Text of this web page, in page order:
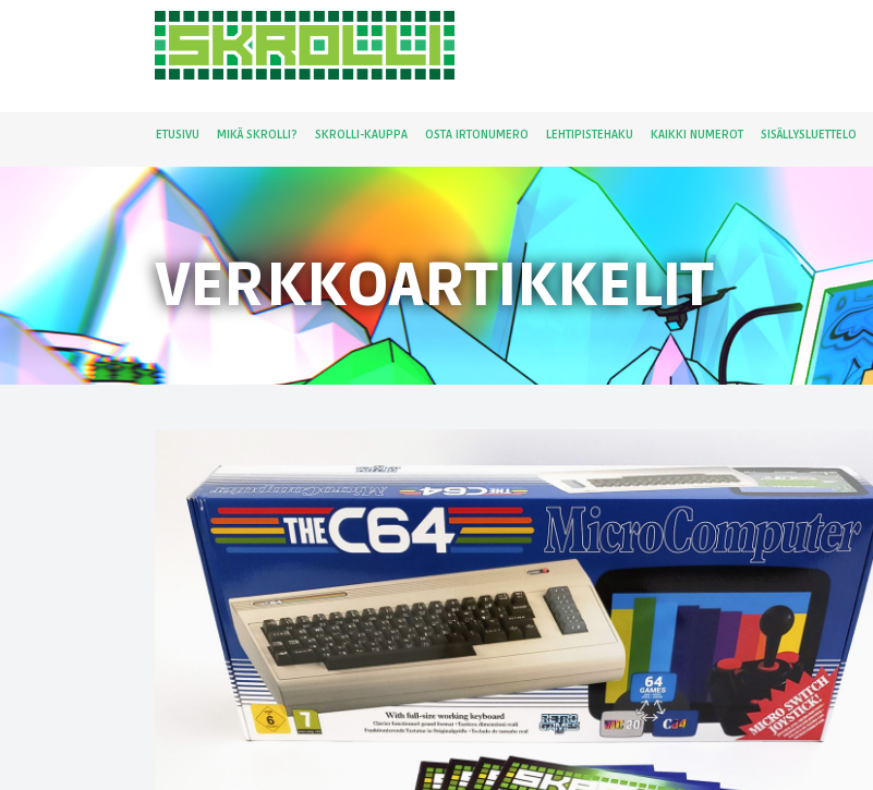
ETUSIVU MIKÄ SKROLLI? SKROLLI-KAUPPA OSTA IRTONUMERO LEHTIPISTEHAKU KAIKKI NUMEROT SISÄLLYSLUETTELO
VERKKOARTIKKELIT